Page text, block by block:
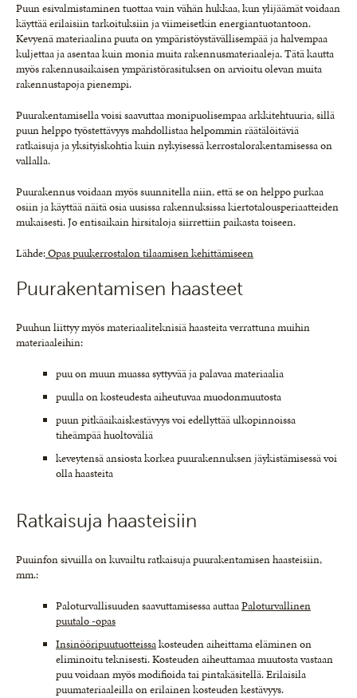
Puun esivalmistaminen tuottaa vain vähän hukkaa, kun ylijäämät voidaan
käyttää erilaisiin tarkoituksiin ja viimeisetkin energiantuotantoon.
Kevyenä materiaalina puuta on ympäristöystävällisempää ja halvempaa
kuljettaa ja asentaa kuin monia muita rakennusmateriaaleja. Tätä kautta
myös rakennusaikaisen ympäristörasituksen on arvioitu olevan muita
rakennustapoja pienempi.
Puurakentamisella voisi saavuttaa monipuolisempaa arkkitehtuuria, sillä
puun helppo työstettävyys mahdollistaa helpommin räätälöitäviä
ratkaisuja ja yksityiskohtia kuin nykyisessä kerrostalorakentamisessa on
vallalla.
Puurakennus voidaan myös suunnitella niin, että se on helppo purkaa
osiin ja käyttää näitä osia uusissa rakennuksissa kiertotalousperiaatteiden
mukaisesti. Jo entisaikain hirsitaloja siirrettiin paikasta toiseen.
Lähde:Opas puukerrostalon tilaamisen kehittämiseen
Puurakentamisen haasteet
Puuhun liittyy myös materiaaliteknisiä haasteita verrattuna muihin
materiaaleihin:
puu on muun muassa syttyvää ja palavaa materiaalia
puulla on kosteudesta aiheutuvaa muodonmuutosta
puun pitkäaikaiskestävyys voi edellyttää ulkopinnoissa
tiheämpää huoltoväliä
keveytensä ansiosta korkea puurakennuksen jäykistämisessä voi
olla haasteita
Ratkaisuja haasteisiin
Puuinfon sivuilla on kuvailtu ratkaisuja puurakentamisen haasteisiin,
mm.:
Paloturvallisuuden saavuttamisessa auttaaPaloturvallinen
puutalo -opas
Insinööripuutuotteissakosteuden aiheittama eläminen on
eliminoitu teknisesti. Kosteuden aiheuttamaa muutosta vastaan
puu voidaan myös modifioida tai pintakäsitellä. Erilaisila
puumateriaaleilla on erilainen kosteuden kestävyys.